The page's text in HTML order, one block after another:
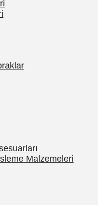
Malzemeleri